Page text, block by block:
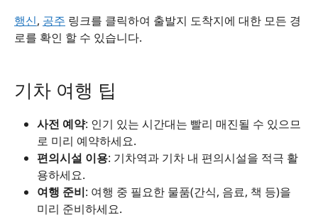
행신, 공주 링크를 클릭하여 출발지 도착지에 대한 모든 경
로를 확인 할 수 있습니다.
기차 여행 팁
사전 예약: 인기 있는 시간대는 빨리 매진될 수 있으므
로 미리 예약하세요.
편의시설 이용: 기차역과 기차 내 편의시설을 적극 활
용하세요.
여행 준비: 여행 중 필요한 물품(간식, 음료, 책 등)을
미리 준비하세요.